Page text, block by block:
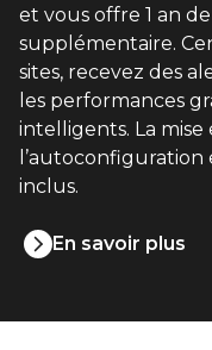
et vous offre 1 an
supplémentaire.
sites, recevez des
les performances
intelligents. La mise
l’autoconfiguration
inclus.
En savoir plus